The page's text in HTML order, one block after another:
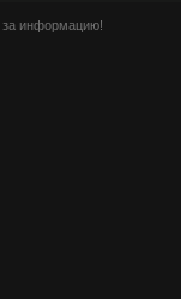
информацию!